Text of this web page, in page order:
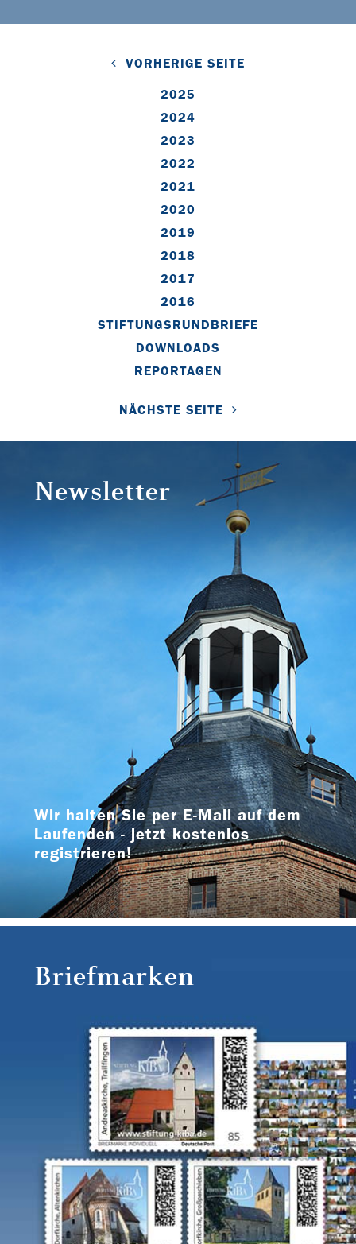
VORHERIGE SEITE
2025
2024
2023
2022
2021
2020
2019
2018
2017
2016
STIFTUNGSRUNDBRIEFE
DOWNLOADS
REPORTAGEN
NÄCHSTE SEITE
Newsletter
Wir halten Sie per E-Mail auf dem
Laufenden - jetzt kostenlos
registrieren!
Briefmarken